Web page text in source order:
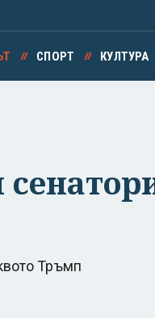
СПОРТ КУЛТУРА
Тръмп